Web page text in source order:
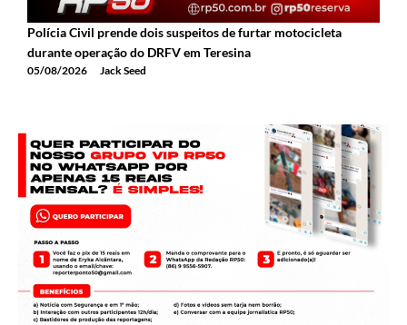
Polícia Civil prende dois suspeitos de furtar motocicleta
durante operação do DRFV em Teresina
05/08/2026 Jack Seed